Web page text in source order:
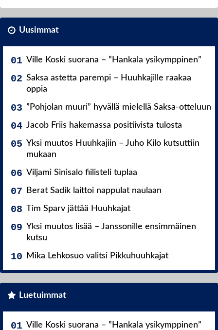
Uusimmat
Ville Koski suorana – ”Hankala ysikymppinen”
Saksa astetta parempi – Huuhkajille raakaa
oppia
”Pohjolan muuri” hyvällä mielellä Saksa-otteluun
Jacob Friis hakemassa positiivista tulosta
Yksi muutos Huuhkajiin – Juho Kilo kutsuttiin
mukaan
Viljami Sinisalo fiilisteli tuplaa
Berat Sadik laittoi nappulat naulaan
Tim Sparv jättää Huuhkajat
Yksi muutos lisää – Janssonille ensimmäinen
kutsu
Mika Lehkosuo valitsi Pikkuhuuhkajat
Luetuimmat
Ville Koski suorana – ”Hankala ysikymppinen”